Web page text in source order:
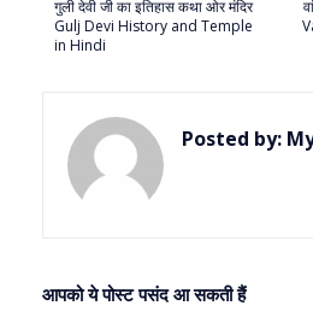
गुली देवी जी का इतिहास कथा ओर मंदिर
Gulj Devi History and Temple
in Hindi
Posted by:
आपको ये पोस्ट पसंद आ सकती हैं